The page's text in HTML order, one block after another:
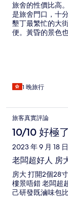
旅舍的性價比高
是旅舍門口，十
墾丁最繁忙的大
便。黃昏的景色也
1 晚旅行
旅客真實評論
10/10 好極了
2023 年 9 月 18 日
老闆超好人 房
房大 打開2個28
樓景唔錯 老闆超
己研發既滷味包